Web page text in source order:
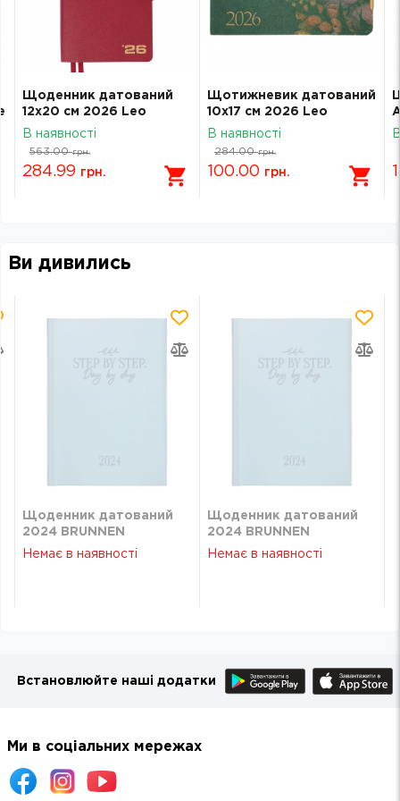
Щоденник датований
12х20 см 2026 Leo
Planner Alpha м`який
В наявності
563.00 грн.
284.99 грн.
Щотижневик датований
10х17 см 2026 Leo
Planner Bloom
В наявності
284.00 грн.
100.00 грн.
Ви дивились
Щоденник датований
2024 BRUNNEN
кишеньковийовий
Немає в наявності
Щоденник датований
2024 BRUNNEN
кишеньковийовий
Немає в наявності
Встановлюйте наші додатки
Ми в соціальних мережах